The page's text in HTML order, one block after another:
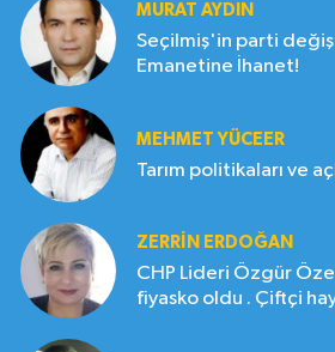
MURAT AYDIN
Seçilmiş'in parti
Emanetine İhanet!
MEHMET YÜCEER
Tarım politikaları ve
ZERRIN ERDOĞAN
CHP Lideri Özgür
fiyasko oldu . Çiftçi